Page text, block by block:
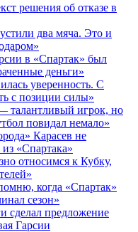
решения об отказе в
два мяча. Это и
в «Спартак» был
деньги»
уверенность. С
с позиции силы»
талантливый игрок, но
повидал немало»
Карасев не
«Спартака»
относимся к Кубку,
когда «Спартак»
сезон»
сделал предложение
Гарсии